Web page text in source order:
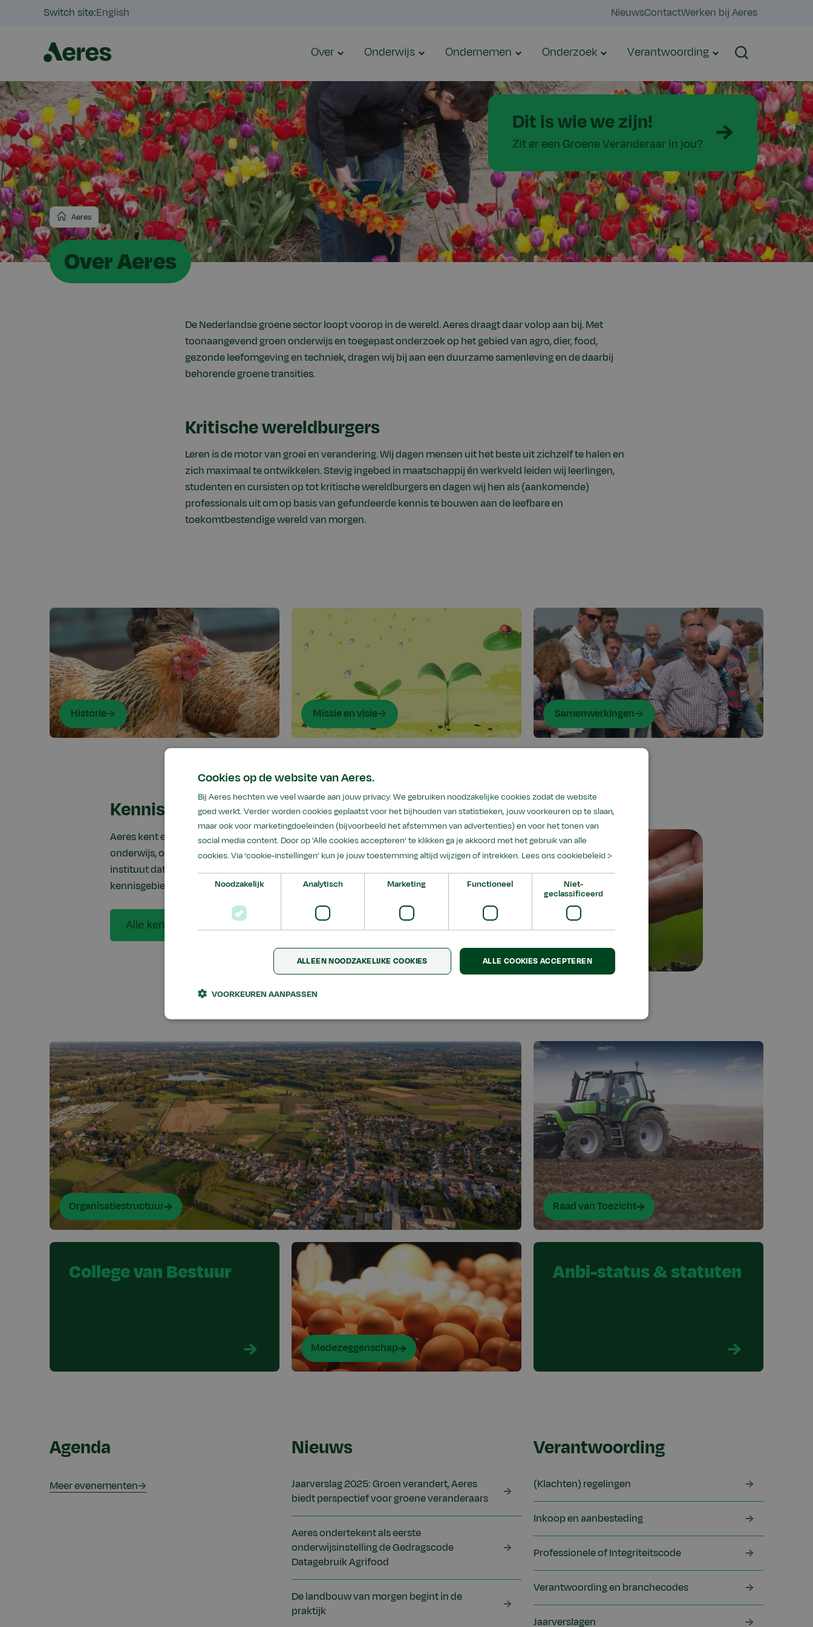
Switch site:English NieuwsContactWerken bij Aeres
Over Onderwijs Ondernemen Onderzoek Verantwoording Zoeken
Dit is wie we zijn!
Zit er een Groene Veranderaar in jou?
Aeres
Over Aeres
De Nederlandse groene sector loopt voorop in de wereld. Aeres draagt daar volop aan bij. Met
toonaangevend groen onderwijs en toegepast onderzoek op het gebied van agro, dier, food,
gezonde leefomgeving en techniek, dragen wij bij aan een duurzame samenleving en de daarbij
behorende groene transities.
Kritische wereldburgers
Leren is de motor van groei en verandering. Wij dagen mensen uit het beste uit zichzelf te halen en
zich maximaal te ontwikkelen. Stevig ingebed in maatschappij én werkveld leiden wij leerlingen,
studenten en cursisten op tot kritische wereldburgers en dagen wij hen als (aankomende)
professionals uit om op basis van gefundeerde kennis te bouwen aan de leefbare en
toekomtbestendige wereld van morgen.
Historie Missie en visie Samenwerkingen
Kennisgebieden
Aeres kent een aantal inhoudelijke kennisgebieden in het aanbod van
onderwijs, onderzoek en dienstverlening. Aeres wil uitgroeien tot een
instituut dat gekend wordt om haar expertise op thema’s binnen deze
kennisgebieden.
Alle kennisgebieden
Organisatiestructuur Raad van Toezicht
College van Bestuur
Medezeggenschap
Anbi-status & statuten
Agenda
Meer evenementen
Nieuws
Jaarverslag 2025: Groen verandert, Aeres
biedt perspectief voor groene veranderaars
Aeres ondertekent als eerste
onderwijsinstelling de Gedragscode
Datagebruik Agrifood
De landbouw van morgen begint in de
praktijk
Verantwoording
(Klachten) regelingen
Inkoop en aanbesteding
Professionele of Integriteitscode
Verantwoording en branchecodes
Jaarverslagen
Cookies op de website van Aeres.
Bij Aeres hechten we veel waarde aan jouw privacy. We gebruiken noodzakelijke cookies zodat de website
goed werkt. Verder worden cookies geplaatst voor het bijhouden van statistieken, jouw voorkeuren op te slaan,
maar ook voor marketingdoeleinden (bijvoorbeeld het afstemmen van advertenties) en voor het tonen van
social media content. Door op 'Alle cookies accepteren' te klikken ga je akkoord met het gebruik van alle
cookies. Via ‘cookie-instellingen’ kun je jouw toestemming altijd wijzigen of intrekken. Lees ons cookiebeleid >
Noodzakelijk Analytisch Marketing Functioneel
Niet-
geclassificeerd
ALLE COOKIES ACCEPTEREN
ALLEEN NOODZAKELIJKE COOKIES
VOORKEUREN AANPASSEN